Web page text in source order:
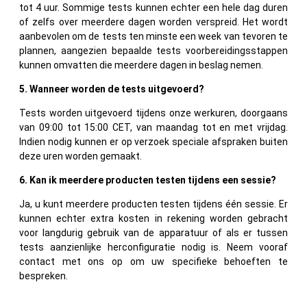
tot 4 uur. Sommige tests kunnen echter een hele dag duren
of zelfs over meerdere dagen worden verspreid. Het wordt
aanbevolen om de tests ten minste een week van tevoren te
plannen, aangezien bepaalde tests voorbereidingsstappen
kunnen omvatten die meerdere dagen in beslag nemen.
5. Wanneer worden de tests uitgevoerd?
Tests worden uitgevoerd tijdens onze werkuren, doorgaans
van 09:00 tot 15:00 CET, van maandag tot en met vrijdag.
Indien nodig kunnen er op verzoek speciale afspraken buiten
deze uren worden gemaakt.
6. Kan ik meerdere producten testen tijdens een sessie?
Ja, u kunt meerdere producten testen tijdens één sessie. Er
kunnen echter extra kosten in rekening worden gebracht
voor langdurig gebruik van de apparatuur of als er tussen
tests aanzienlijke herconfiguratie nodig is. Neem vooraf
contact met ons op om uw specifieke behoeften te
bespreken.